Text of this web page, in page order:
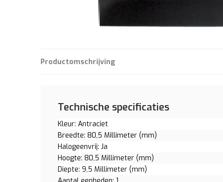
Productomschrijving
Technische specificaties
Kleur: Antraciet
Breedte: 80,5 Millimeter (mm)
Halogeenvrij: Ja
Hoogte: 80,5 Millimeter (mm)
Diepte: 9,5 Millimeter (mm)